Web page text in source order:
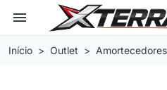
menu
Início Outlet